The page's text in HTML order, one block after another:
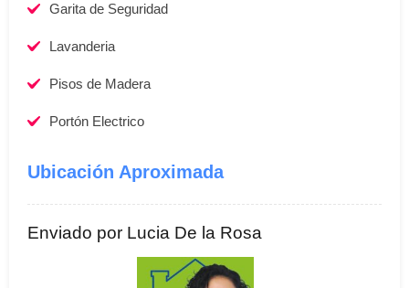
Garita de Seguridad
Lavanderia
Pisos de Madera
Portón Electrico
Ubicación Aproximada
Enviado por Lucia De la Rosa